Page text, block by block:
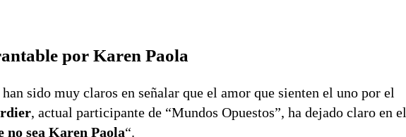
por Karen Paola
sido muy claros en señalar que el amor que sienten el uno por el
, actual participante de “Mundos Opuestos”, ha dejado claro en el
no sea Karen Paola“.